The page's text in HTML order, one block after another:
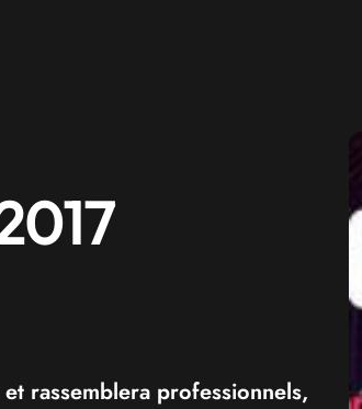
rassemblera professionnels,